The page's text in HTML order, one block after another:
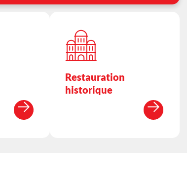
Restauration
historique